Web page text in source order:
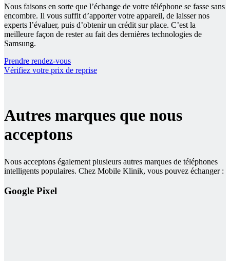
Nous faisons en sorte que l’échange de votre téléphone se fasse sans
encombre. Il vous suffit d’apporter votre appareil, de laisser nos
experts l’évaluer, puis d’obtenir un crédit sur place. C’est la
meilleure façon de rester au fait des dernières technologies de
Samsung.
Prendre rendez-vous
Vérifiez votre prix de reprise
Autres marques que nous
acceptons
Nous acceptons également plusieurs autres marques de téléphones
intelligents populaires. Chez Mobile Klinik, vous pouvez échanger :
Google Pixel